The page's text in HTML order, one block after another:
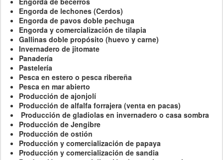
Engorda de lechones (Cerdos)
Engorda de pavos doble pechuga
Engorda y comercialización de tilapia
Gallinas doble propósito (huevo y carne)
Invernadero de jitomate
Panadería
Pastelería
Pesca en estero o pesca ribereña
Pesca en mar abierto
Producción de ajonjolí
Producción de alfalfa forrajera (venta en pacas)
Producción de gladiolas en invernadero o casa sombra
Producción de Jengibre
Producción de ostión
Producción y comercialización de papaya
Producción y comercialización de sandia